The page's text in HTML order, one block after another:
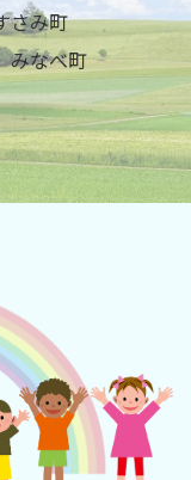
さみ町
みなべ町